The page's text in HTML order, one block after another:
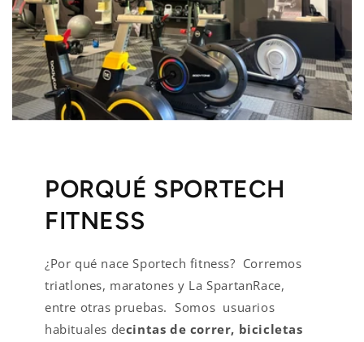
PORQUÉ SPORTECH
FITNESS
¿Por qué nace Sportech fitness? Corremos
triatlones, maratones y La SpartanRace,
entre otras pruebas. Somos usuarios
habituales decintas de correr, bicicletas